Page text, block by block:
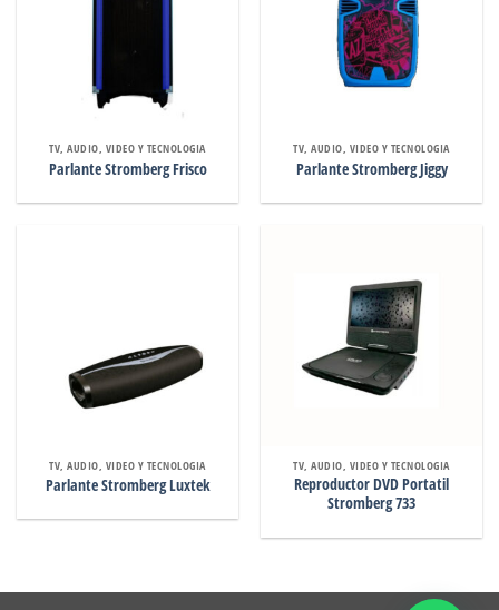
TV, AUDIO, VIDEO Y TECNOLOGIA
Parlante Stromberg Frisco
TV, AUDIO, VIDEO Y TECNOLOGIA
Parlante Stromberg Jiggy
TV, AUDIO, VIDEO Y TECNOLOGIA
Parlante Stromberg Luxtek
TV, AUDIO, VIDEO Y TECNOLOGIA
Reproductor DVD Portatil
Stromberg 733